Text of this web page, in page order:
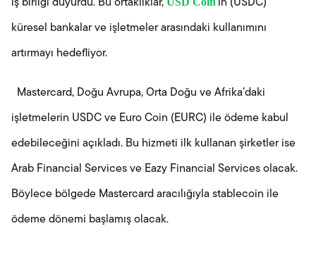
iş birliği duyurdu. Bu ortaklıklar, ’in (USDC)
küresel bankalar ve işletmeler arasındaki kullanımını
artırmayı hedefliyor.
Mastercard, Doğu Avrupa, Orta Doğu ve Afrika’daki
işletmelerin USDC ve Euro Coin (EURC) ile ödeme kabul
edebileceğini açıkladı. Bu hizmeti ilk kullanan şirketler ise
Arab Financial Services ve Eazy Financial Services olacak.
Böylece bölgede Mastercard aracılığıyla stablecoin ile
ödeme dönemi başlamış olacak.